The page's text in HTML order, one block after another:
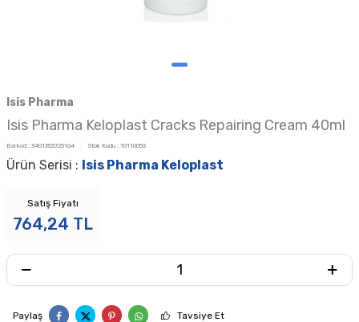
Isis Pharma
Isis Pharma Keloplast Cracks Repairing Cream 40ml
Barkod : 3401353725164 Stok Kodu : 10110053
Ürün Serisi : Isis Pharma Keloplast
Satış Fiyatı
764,24 TL
Paylaş Tavsiye Et